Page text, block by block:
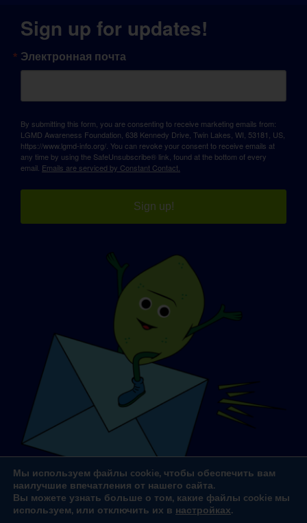
Sign up for updates!
Электронная почта
By submitting this form, you are consenting to receive marketing emails from:
LGMD Awareness Foundation, 638 Kennedy Drive, Twin Lakes, WI, 53181, US,
https://www.lgmd-info.org/. You can revoke your consent to receive emails at
any time by using the SafeUnsubscribe® link, found at the bottom of every
email. Emails are serviced by Constant Contact.
Sign up!
Мы используем файлы cookie, чтобы обеспечить вам
наилучшие впечатления от нашего сайта.
Вы можете узнать больше о том, какие файлы cookie мы
используем, или отключить их в настройках.